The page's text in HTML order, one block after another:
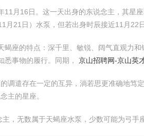
月16日。这一天出身的东说念主，其
月21日）水泵，但若出身时辰接近11月22
座的特点：深千里、敏锐、阔气直观力和
悉事物的履行。同期， 京山招聘网-京山英
调遣存在一定的互异，淌若思更准确地笃
主的星座。
，无数属于天蝎座水泵，少数可能为弓